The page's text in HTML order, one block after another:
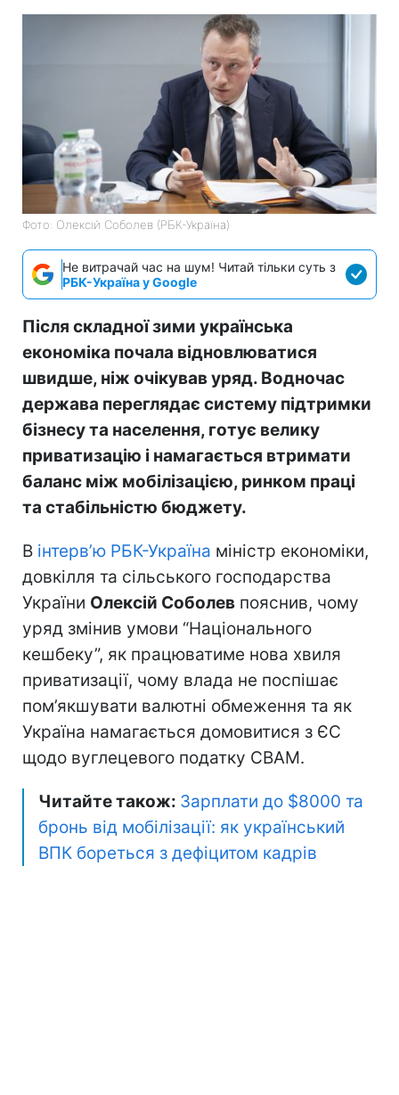
Фото: Олексій Соболев (РБК-Україна)
Не витрачай час на шум! Читай тільки суть з
РБК-Україна у Google
Після складної зими українська
економіка почала відновлюватися
швидше, ніж очікував уряд. Водночас
держава переглядає систему підтримки
бізнесу та населення, готує велику
приватизацію і намагається втримати
баланс між мобілізацією, ринком праці
та стабільністю бюджету.
В інтерв’ю РБК-Україна міністр економіки,
довкілля та сільського господарства
України Олексій Соболев пояснив, чому
уряд змінив умови “Національного
кешбеку”, як працюватиме нова хвиля
приватизації, чому влада не поспішає
пом’якшувати валютні обмеження та як
Україна намагається домовитися з ЄС
щодо вуглецевого податку CBAM.
Читайте також: Зарплати до $8000 та
бронь від мобілізації: як український
ВПК бореться з дефіцитом кадрів